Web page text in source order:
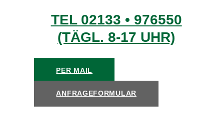
TEL 02133 • 976550
(TÄGL. 8-17 UHR)
PER MAIL
ANFRAGEFORMULAR